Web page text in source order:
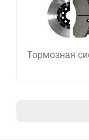
Тормозная